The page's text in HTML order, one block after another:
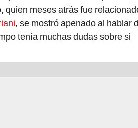
quien meses atrás fue
, se mostró apenado al hablar
tenía muchas dudas sobre si